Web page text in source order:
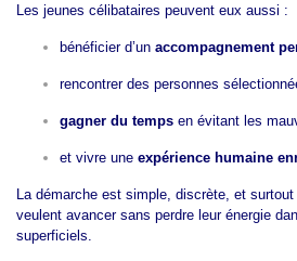
Les jeunes célibataires peuvent eux aussi :
bénéficier d’un accompagnement
rencontrer des personnes
gagner du temps en évitant les
et vivre une expérience humaine
La démarche est simple, discrète, et
veulent avancer sans perdre leur énergie
superficiels.